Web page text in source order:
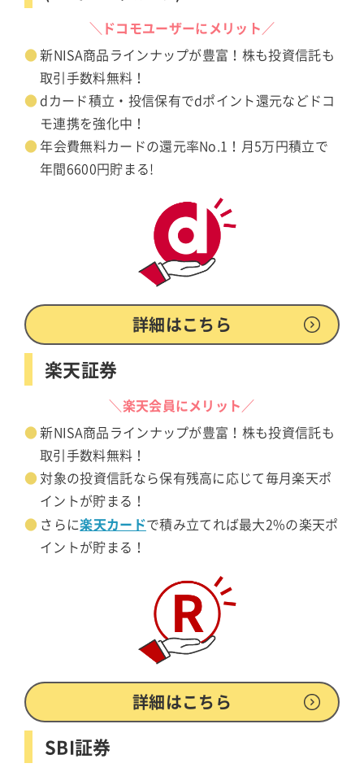
＼ドコモユーザーにメリット／
新NISA商品ラインナップが豊富！株も投資信託も
取引手数料無料！
dカード積立・投信保有でdポイント還元などドコ
モ連携を強化中！
年会費無料カードの還元率No.1！月5万円積立で
年間6600円貯まる!
詳細はこちら
楽天証券
＼楽天会員にメリット／
新NISA商品ラインナップが豊富！株も投資信託も
取引手数料無料！
対象の投資信託なら保有残高に応じて毎月楽天ポ
イントが貯まる！
さらに楽天カードで積み立てれば最大2%の楽天ポ
イントが貯まる！
詳細はこちら
SBI証券